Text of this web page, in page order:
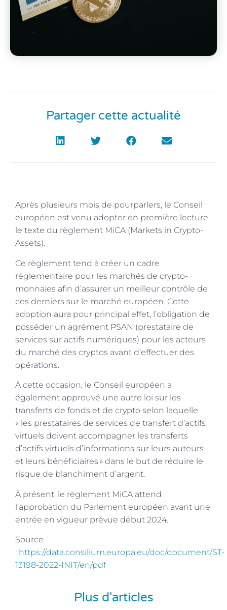
Partager cette actualité
Après plusieurs mois de pourparlers, le Conseil
européen est venu adopter en première lecture
le texte du règlement MiCA (Markets in Crypto-
Assets).
Ce règlement tend à créer un cadre
réglementaire pour les marchés de crypto-
monnaies afin d’assurer un meilleur contrôle de
ces derniers sur le marché européen. Cette
adoption aura pour principal effet, l’obligation de
posséder un agrément PSAN (prestataire de
services sur actifs numériques) pour les acteurs
du marché des cryptos avant d’effectuer des
opérations.
À cette occasion, le Conseil européen a
également approuvé une autre loi sur les
transferts de fonds et de crypto selon laquelle
« les prestataires de services de transfert d’actifs
virtuels doivent accompagner les transferts
d’actifs virtuels d’informations sur leurs auteurs
et leurs bénéficiaires » dans le but de réduire le
risque de blanchiment d’argent.
À présent, le règlement MiCA attend
l’approbation du Parlement européen avant une
entrée en vigueur prévue début 2024.
Source
: https://data.consilium.europa.eu/doc/document/ST-
13198-2022-INIT/en/pdf
Plus d'articles